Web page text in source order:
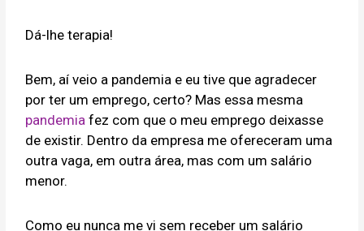
Dá-lhe terapia!
Bem, aí veio a pandemia e eu tive que agradecer
por ter um emprego, certo? Mas essa mesma
pandemia fez com que o meu emprego deixasse
de existir. Dentro da empresa me ofereceram uma
outra vaga, em outra área, mas com um salário
menor.
Como eu nunca me vi sem receber um salário